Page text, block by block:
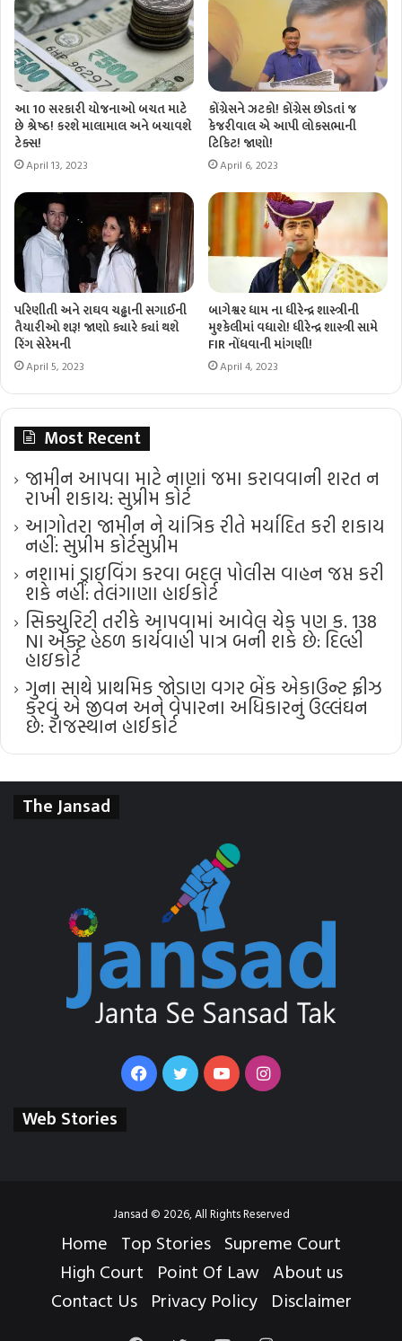
આ 10 સરકારી યોજનાઓ બચત માટે
છે શ્રેષ્ઠ! કરશે માલામાલ અને બચાવશે
ટેક્સ!
April 13, 2023
કોંગ્રેસને ઝટકો! કોંગ્રેસ છોડતાં જ
કેજરીવાલ એ આપી લોકસભાની
ટિકિટ! જાણો!
April 6, 2023
પરિણીતી અને રાઘવ ચઢ્ઢાની સગાઈની
તૈયારીઓ શરૂ! જાણો ક્યારે ક્યાં થશે
રિંગ સેરેમની
April 5, 2023
બાગેશ્વર ધામ ના ધીરેન્દ્ર શાસ્ત્રીની
મુશ્કેલીમાં વધારો! ધીરેન્દ્ર શાસ્ત્રી સામે
FIR નોંધવાની માંગણી!
April 4, 2023
Most Recent
જામીન આપવા માટે નાણાં જમા કરાવવાની શરત ન
રાખી શકાય: સુપ્રીમ કોર્ટ
આગોતરા જામીન ને યાંત્રિક રીતે મર્યાદિત કરી શકાય
નહીં: સુપ્રીમ કોર્ટ​સુપ્રીમ
નશામાં ડ્રાઇવિંગ કરવા બદલ પોલીસ વાહન જપ્ત કરી
શકે નહીં: તેલંગાણા હાઈકોર્ટ
સિક્યુરિટી તરીકે આપવામાં આવેલ ચેક પણ ક. 138
NI એક્ટ હેઠળ કાર્યવાહી પાત્ર બની શકે છે: દિલ્હી
હાઇકોર્ટ
ગુના સાથે પ્રાથમિક જોડાણ વગર બેંક એકાઉન્ટ ફ્રીઝ
કરવું એ જીવન અને વેપારના અધિકારનું ઉલ્લંઘન
છે: રાજસ્થાન હાઈકોર્ટ
The Jansad
FacebookTwitterYouTubeInstagram
Web Stories
Jansad © 2026, All Rights Reserved
Home Top Stories Supreme Court
High Court Point Of Law About us
Contact Us Privacy Policy Disclaimer